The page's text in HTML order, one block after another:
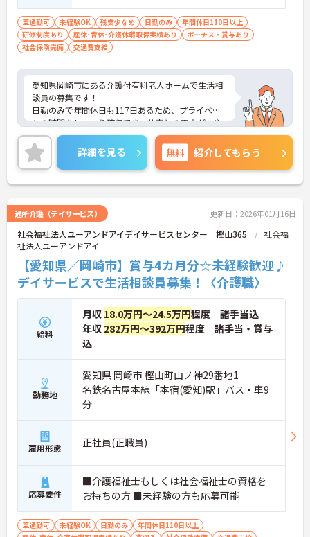
車通勤可 未経験OK 残業少なめ 日勤のみ
年間休日110日以上
研修制度あり
産休･育休･介護休暇取得実績あり
ボーナス・賞与あり
社会保険完備
交通費支給
愛知県岡崎市にある介護付有料老人ホームで生活相
談員の募集です！
日勤のみで年間休日も117日あるため、プライベー
トの時間をしっかり確保でき、仕事との両立がしや
すい職場です◎
また、昇給と賞与があり、あなたの頑張りがしっか
り評価され、やりがいを持ってお仕事ができます！
ご興味ある方は面接ポイントをお伝えしますので、
お気軽にご連絡ください。
詳細を見る 無料 紹介してもらう
通所介護（デイサービス） 更新日：2026年01月16日
社会福祉法人ユーアンドアイデイサービスセンター 樫山365
社会福
祉法人ユーアンドアイ
【愛知県／岡崎市】賞与4カ月分☆未経験歓迎♪
デイサービスで生活相談員募集！〈介護職〉
給料
月収 18.0万円～24.5万円程度 諸手当込
年収 282万円～392万円程度 諸手当・賞与
込
勤務地
愛知県 岡崎市 樫山町山ノ神29番地1
名鉄名古屋本線「本宿(愛知)駅」バス・車9
分
雇用形態 正社員(正職員)
応募要件
■介護福祉士もしくは社会福祉士の資格を
お持ちの方 ■未経験の方も応募可能
車通勤可 未経験OK 日勤のみ
年間休日110日以上